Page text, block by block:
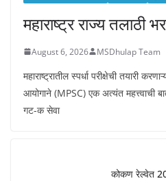
महाराष्ट्र राज्य तलाठी
August 6, 2026 MSDhulap Team
महाराष्ट्रातील स्पर्धा परीक्षेची तयारी
आयोगाने (MPSC) एक अत्यंत महत्त्वाची
गट-क सेवा
कोकण रेल्वेत